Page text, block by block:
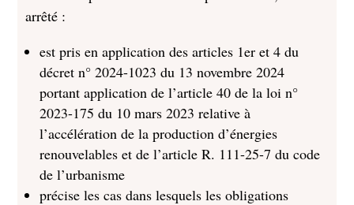
arrêté :
est pris en application des articles 1er et 4 du
décret n° 2024-1023 du 13 novembre 2024
portant application de l’article 40 de la loi n°
2023-175 du 10 mars 2023 relative à
l’accélération de la production d’énergies
renouvelables et de l’article R. 111-25-7 du code
de l’urbanisme
précise les cas dans lesquels les obligations